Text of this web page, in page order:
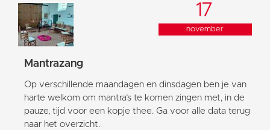
17
november
Mantrazang
Op verschillende maandagen en dinsdagen ben je van
harte welkom om mantra’s te komen zingen met, in de
pauze, tijd voor een kopje thee. Ga voor alle data terug
naar het overzicht.